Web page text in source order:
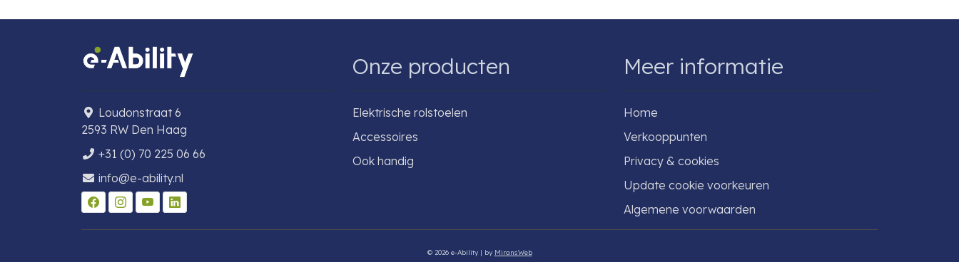
Loudonstraat 6
2593 RW Den Haag
+31 (0) 70 225 06 66
info@e-ability.nl
Onze producten
Elektrische rolstoelen
Accessoires
Ook handig
Meer informatie
Home
Verkooppunten
Privacy & cookies
Update cookie voorkeuren
Algemene voorwaarden
© 2026 e-Ability | by MiransWeb